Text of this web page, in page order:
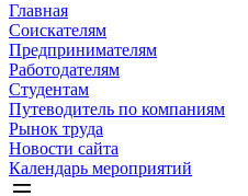
Главная
Соискателям
Предпринимателям
Работодателям
Студентам
Путеводитель по компаниям
Рынок труда
Новости сайта
Календарь мероприятий